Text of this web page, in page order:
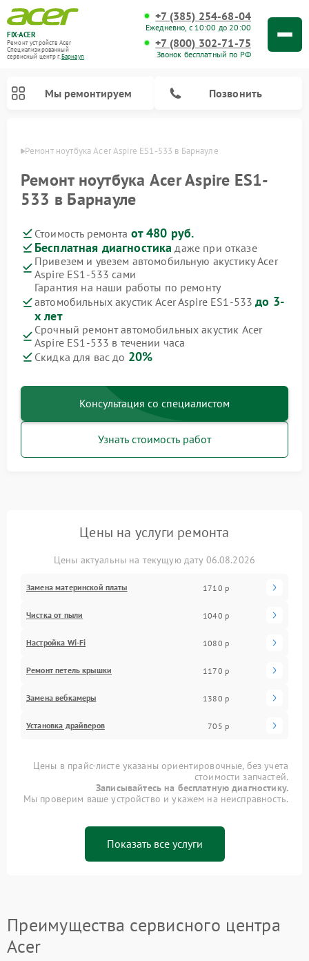
FIX-ACER
Ремонт устройств Acer
Специализированный
cервисный центр г.Барнаул
+7 (385) 254-68-04
Ежедневно, с 10:00 до 20:00
+7 (800) 302-71-75
Звонок бесплатный по РФ
Мы ремонтируем Позвонить
Ремонт ноутбука Acer Aspire ES1-533 в Барнауле
Ремонт ноутбука Acer Aspire ES1-
533 в Барнауле
Стоимость ремонта от 480 руб.
Бесплатная диагностика даже при отказе
Привезем и увезем автомобильную акустику Acer
Aspire ES1-533 сами
Гарантия на наши работы по ремонту
автомобильных акустик Acer Aspire ES1-533до 3-
х лет
Срочный ремонт автомобильных акустик Acer
Aspire ES1-533 в течении часа
Скидка для вас до 20%
Консультация со специалистом
Узнать стоимость работ
Цены на услуги ремонта
Цены актуальны на текущую дату 06.08.2026
Замена материнской платы 1710 р
Чистка от пыли 1040 р
Настройка Wi-Fi 1080 р
Ремонт петель крышки 1170 р
Замена вебкамеры 1380 р
Установка драйверов 705 р
Цены в прайс-листе указаны ориентировочные, без учета
стоимости запчастей.
Записывайтесь на бесплатную диагностику.
Мы проверим ваше устройство и укажем на неисправность.
Показать все услуги
Преимущества сервисного центра
Acer